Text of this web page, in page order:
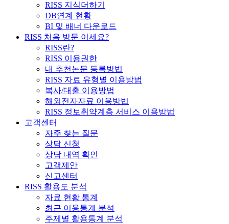
RISS 지식더하기
DB연계 현황
BI 및 배너 다운로드
RISS 처음 방문 이세요?
RISS란?
RISS 이용권한
내 추천논문 등록방법
RISS 자료 유형별 이용방법
복사/대출 이용방법
해외전자자료 이용방법
RISS 정보취약계층 서비스 이용방법
고객센터
자주 찾는 질문
상담 신청
상담 내역 확인
고객제안
신고센터
RISS 활용도 분석
자료 현황 통계
최근 이용통계 분석
주제별 활용통계 분석